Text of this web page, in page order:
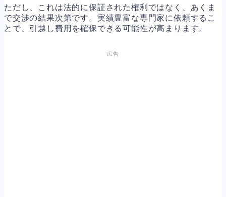
ただし、これは法的に保証された権利ではなく、あくま
で交渉の結果次第です。実績豊富な専門家に依頼するこ
とで、引越し費用を確保できる可能性が高まります。
広告